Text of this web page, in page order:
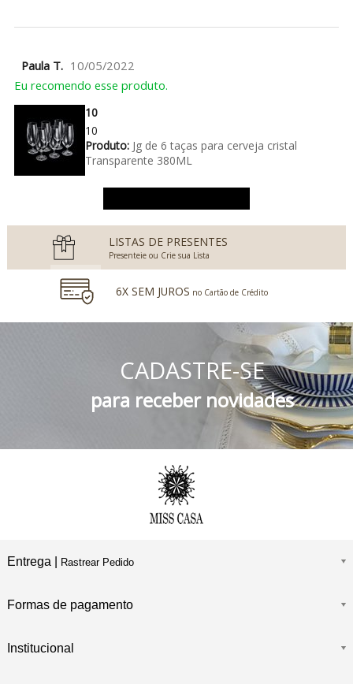
Paula T. 10/05/2022
Eu recomendo esse produto.
10
10
Produto:Jg de 6 taças para cerveja cristal
Transparente 380ML
LISTAS DE PRESENTES
Presenteie ou Crie sua Lista
6X SEM JUROS no Cartão de Crédito
no Boleto Bancário e PIX
FRETE GRÁTIS Consulte o Regulamento
CADASTRE-SE
para receber novidades
Entrega | Rastrear Pedido
Formas de pagamento
Institucional